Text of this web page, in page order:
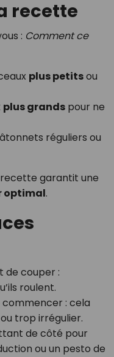
recette
: Comment ce
plus petitsou
plus grandspour ne
réguliers ou
garantit une
optimal.
de couper :
roulent.
: cela
trop irrégulier.
de côté pour
ou un pesto de